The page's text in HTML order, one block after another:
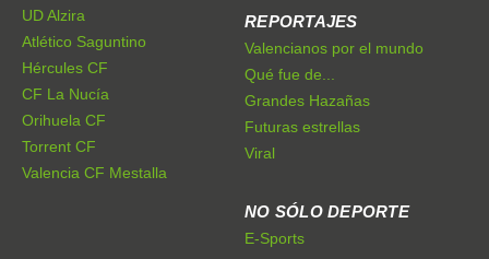
UD Alzira
Atlético Saguntino
Hércules CF
CF La Nucía
Orihuela CF
Torrent CF
Valencia CF Mestalla
REPORTAJES
Valencianos por el mundo
Qué fue de...
Grandes Hazañas
Futuras estrellas
Viral
NO SÓLO DEPORTE
E-Sports